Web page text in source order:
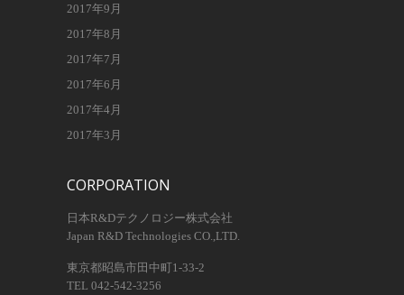
2017年9月
2017年8月
2017年7月
2017年6月
2017年4月
2017年3月
CORPORATION
日本R&Dテクノロジー株式会社
Japan R&D Technologies CO.,LTD.
東京都昭島市田中町1-33-2
TEL 042-542-3256